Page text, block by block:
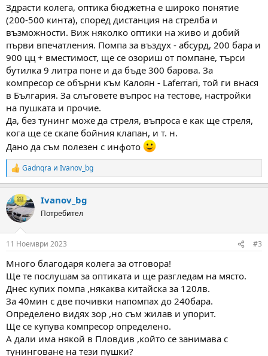
Здрасти колега, оптика бюджетна е широко понятие
(200-500 кинта), според дистанция на стрелба и
възможности. Виж няколко оптики на живо и добий
първи впечатления. Помпа за въздух - абсурд, 200 бара и
900 цц + вместимост, ще се озориш от помпане, търси
бутилка 9 литра поне и да бъде 300 барова. За
компресор се обърни към Калоян - Laferrari, той ги внася
в България. За слъговете въпрос на тестове, настройки
на пушката и прочие.
Да, без тунинг може да стреля, въпроса е как ще стреля,
кога ще се скапе бойния клапан, и т. н.
Дано да съм полезен с инфото
R
e
c
t
i
s
Gadnqra и Ivanov_bg
Ivanov_bg
Потребител
11 Ноември 2023 #3
Много благодаря колега за отговора!
Ще те послушам за оптиката и ще разгледам на място.
Днес купих помпа ,някаква китайска за 120лв.
За 40мин с две почивки напомпах до 240бара.
Определено видях зор ,но съм жилав и упорит.
Ще се купува компресор определено.
А дали има някой в Пловдив ,който се занимава с
тунинговане на тези пушки?